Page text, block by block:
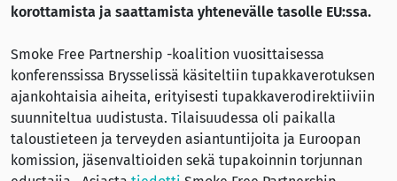
korottamista ja saattamista yhtenevälle tasolle EU:ssa.
Smoke Free Partnership -koalition vuosittaisessa
konferenssissa Brysselissä käsiteltiin tupakkaverotuksen
ajankohtaisia aiheita, erityisesti tupakkaverodirektiiviin
suunniteltua uudistusta. Tilaisuudessa oli paikalla
taloustieteen ja terveyden asiantuntijoita ja Euroopan
komission, jäsenvaltioiden sekä tupakoinnin torjunnan